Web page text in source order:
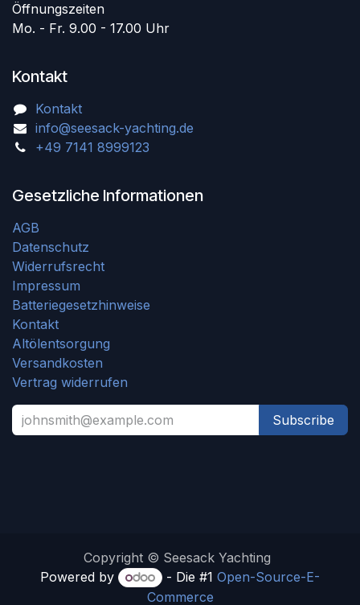
Öffnungszeiten
Mo. - Fr. 9.00 - 17.00 Uhr
Kontakt
Kontakt
info@seesack-yachting.de
+49 7141 8999123
Gesetzliche Informationen
AGB
Datenschutz
Widerrufsrecht
Impressum
Batteriegesetzhinweise
Kontakt
Altölentsorgung
Versandkosten
Vertrag widerrufen
Subscribe
Copyright © Seesack Yachting
Powered by
- Die #1 Open-Source-E-
Commerce